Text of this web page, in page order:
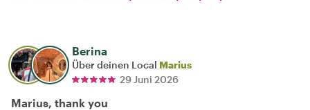
Berina
Über deinen Local Marius
29 Juni 2026
Marius, thank you